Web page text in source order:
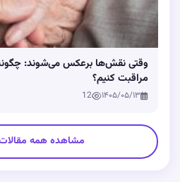
وقتی نقش‌ها برعکس می‌شوند:
مراقبت کنیم؟
۱۴۰۵/۰۵/۱۳ 12
مشاهده همه